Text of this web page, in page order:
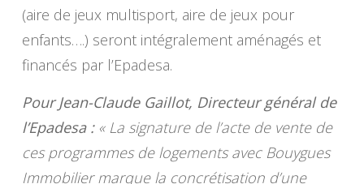
(aire de jeux multisport, aire de jeux pour
enfants….) seront intégralement aménagés et
financés par l’Epadesa.
Pour Jean-Claude Gaillot, Directeur général de
l’Epadesa :« La signature de l’acte de vente de
ces programmes de logements avec Bouygues
Immobilier marque la concrétisation d’une